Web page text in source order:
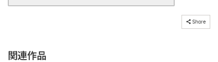
Share
コピーしました
関連作品